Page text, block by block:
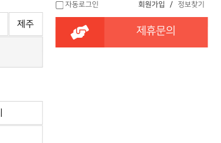
제주
자동로그인 회원가입 / 정보찾기
제휴문의